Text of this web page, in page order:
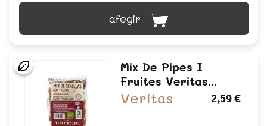
afegir
Mix De Pipes I
Fruites Veritas...
Veritas 2,59 €